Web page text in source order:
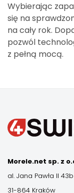
Wybierając
się na
na cały rok.
pozwól
z pełną mocą.
Morele.net sp. z
al. Jana Pawła II 43b
31-864 Kraków